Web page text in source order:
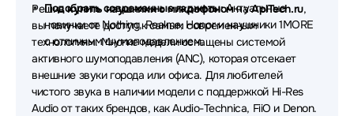
Наушники Canyon
Наушники MUSIC PUBLIC KINGDOM
Наушники AverMedia Наушники JVC
Наушники CROWN micro Наушники Ttec
Подобрать современные гаджеты:Актуальные
новинки от Nothing, Realme, Honor и наушники 1MORE
с отличным шумоподавлением.
Решивкупить наушники с микрофономнаAplTech.ru,
вы получаете доступ к самым современным
технологиям. Многие модели оснащены системой
активного шумоподавления (ANC), которая отсекает
внешние звуки города или офиса. Для любителей
чистого звука в наличии модели с поддержкой Hi-Res
Audio от таких брендов, как Audio-Technica, FiiO и Denon.